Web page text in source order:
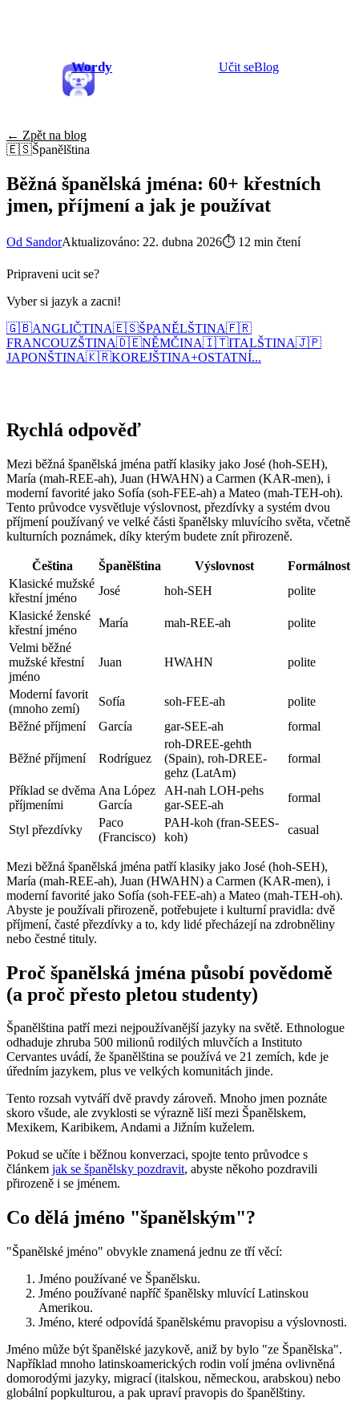
Wordy Učit seBlog
← Zpět na blog
🇪🇸Španělština
Běžná španělská jména: 60+ křestních
jmen, příjmení a jak je používat
Od SandorAktualizováno: 22. dubna 2026⏱ 12 min čtení
Pripraveni ucit se?
Vyber si jazyk a zacni!
🇬🇧ANGLIČTINA🇪🇸ŠPANĚLŠTINA🇫🇷
FRANCOUZŠTINA🇩🇪NĚMČINA🇮🇹ITALŠTINA🇯🇵
JAPONŠTINA🇰🇷KOREJŠTINA+OSTATNÍ...
Rychlá odpověď
Mezi běžná španělská jména patří klasiky jako José (hoh-SEH),
María (mah-REE-ah), Juan (HWAHN) a Carmen (KAR-men), i
moderní favorité jako Sofía (soh-FEE-ah) a Mateo (mah-TEH-oh).
Tento průvodce vysvětluje výslovnost, přezdívky a systém dvou
příjmení používaný ve velké části španělsky mluvícího světa, včetně
kulturních poznámek, díky kterým budete znít přirozeně.
Čeština Španělština Výslovnost
Formálnost
Klasické mužské
křestní jméno
José hoh-SEH
polite
Klasické ženské
křestní jméno
María mah-REE-ah
polite
Velmi běžné
mužské křestní
jméno
Juan HWAHN polite
Moderní favorit
(mnoho zemí)
Sofía soh-FEE-ah
polite
Běžné příjmení
García gar-SEE-ah formal
Běžné příjmení Rodríguez
roh-DREE-gehth
(Spain), roh-DREE-
gehz (LatAm)
formal
Příklad se dvěma
příjmeními
Ana López
García
AH-nah LOH-pehs
gar-SEE-ah
formal
Styl přezdívky
Paco
(Francisco)
PAH-koh (fran-SEES-
koh)
casual
Mezi běžná španělská jména patří klasiky jako José (hoh-SEH),
María (mah-REE-ah), Juan (HWAHN) a Carmen (KAR-men), i
moderní favorité jako Sofía (soh-FEE-ah) a Mateo (mah-TEH-oh).
Abyste je používali přirozeně, potřebujete i kulturní pravidla: dvě
příjmení, časté přezdívky a to, kdy lidé přecházejí na zdrobněliny
nebo čestné tituly.
Proč španělská jména působí povědomě
(a proč přesto pletou studenty)
Španělština patří mezi nejpoužívanější jazyky na světě. Ethnologue
odhaduje zhruba 500 milionů rodilých mluvčích a Instituto
Cervantes uvádí, že španělština se používá ve 21 zemích, kde je
úředním jazykem, plus ve velkých komunitách jinde.
Tento rozsah vytváří dvě pravdy zároveň. Mnoho jmen poznáte
skoro všude, ale zvyklosti se výrazně liší mezi Španělskem,
Mexikem, Karibikem, Andami a Jižním kuželem.
Pokud se učíte i běžnou konverzaci, spojte tento průvodce s
článkem jak se španělsky pozdravit, abyste někoho pozdravili
přirozeně i se jménem.
Co dělá jméno "španělským"?
"Španělské jméno" obvykle znamená jednu ze tří věcí:
Jméno používané ve Španělsku.
Jméno používané napříč španělsky mluvící Latinskou
Amerikou.
Jméno, které odpovídá španělskému pravopisu a výslovnosti.
Jméno může být španělské jazykově, aniž by bylo "ze Španělska".
Například mnoho latinskoamerických rodin volí jména ovlivněná
domorodými jazyky, migrací (italskou, německou, arabskou) nebo
globální popkulturou, a pak upraví pravopis do španělštiny.